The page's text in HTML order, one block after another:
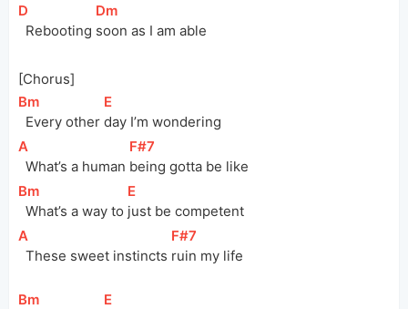
[D
  Rebooting
[Dm
soon as I am able
[Chorus]
[Bm
  Every other
[E
day I’m wondering
[
A
  What’s a human
[F#7
being gotta be like
[Bm
  What’s a way to
[E
just be competent
[
A
  These sweet instincts
[F#7
ruin my life
[Bm [E